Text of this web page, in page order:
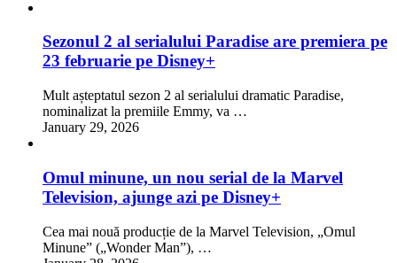
Sezonul 2 al serialului Paradise are premiera pe
23 februarie pe Disney+
Mult așteptatul sezon 2 al serialului dramatic Paradise,
nominalizat la premiile Emmy, va …
January 29, 2026
Omul minune, un nou serial de la Marvel
Television, ajunge azi pe Disney+
Cea mai nouă producție de la Marvel Television, „Omul
Minune” („Wonder Man”), …